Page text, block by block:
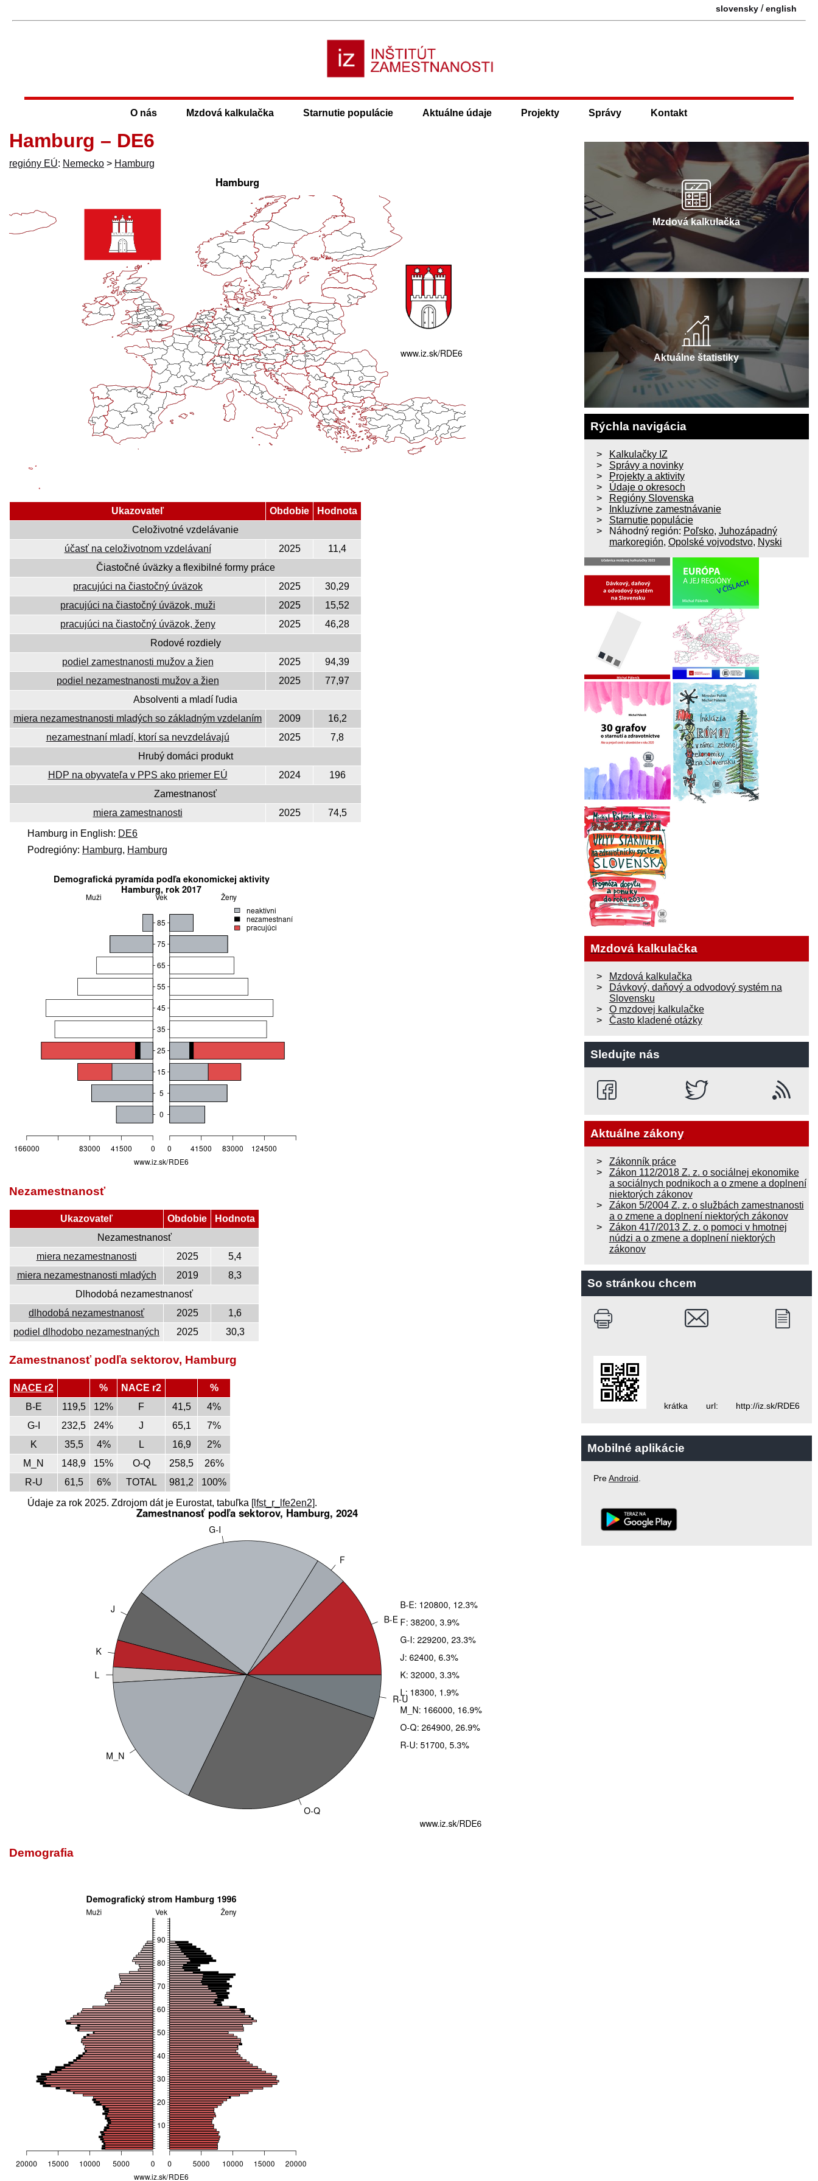
slovensky /english
O nás Mzdová kalkulačka Starnutie populácie Aktuálne údaje Projekty Správy Kontakt
Hamburg – DE6
regióny EÚ: Nemecko > Hamburg
Ukazovateľ Obdobie
Hodnota
Celoživotné vzdelávanie
účasť na celoživotnom vzdelávaní
2025
11,4
Čiastočné úväzky a flexibilné formy práce
pracujúci na čiastočný úväzok
2025
30,29
pracujúci na čiastočný úväzok, muži
2025
15,52
pracujúci na čiastočný úväzok, ženy
2025
46,28
Rodové rozdiely
podiel zamestnanosti mužov a žien
2025
94,39
podiel nezamestnanosti mužov a žien
2025
77,97
Absolventi a mladí ľudia
miera nezamestnanosti mladých so základným vzdelaním
2009
16,2
nezamestnaní mladí, ktorí sa nevzdelávajú
2025
7,8
Hrubý domáci produkt
HDP na obyvateľa v PPS ako priemer EÚ
2024
196
Zamestnanosť
miera zamestnanosti
2025
74,5
Hamburg in English: DE6
Podregióny: Hamburg, Hamburg
Nezamestnanosť
Ukazovateľ Obdobie
Hodnota
Nezamestnanosť
miera nezamestnanosti
2025
5,4
miera nezamestnanosti mladých
2019
8,3
Dlhodobá nezamestnanosť
dlhodobá nezamestnanosť
2025
1,6
podiel dlhodobo nezamestnaných
2025 30,3
Zamestnanosť podľa sektorov, Hamburg
NACE r2 % NACE r2
%
B-E
119,5 12% F 41,5
4%
G-I
232,5 24% J 65,1
7%
K
35,5 4% L 16,9
2%
M_N
148,9 15% O-Q 258,5
26%
R-U
61,5 6% TOTAL 981,2
100%
Údaje za rok 2025. Zdrojom dát je Eurostat, tabuľka [lfst_r_lfe2en2].
Demografia
Mzdová kalkulačka
Aktuálne štatistiky
Rýchla navigácia
Kalkulačky IZ
Správy a novinky
Projekty a aktivity
Údaje o okresoch
Regióny Slovenska
Inkluzívne zamestnávanie
Starnutie populácie
Náhodný región: Poľsko, Juhozápadný
markoregión, Opolské vojvodstvo, Nyski
Mzdová kalkulačka
Mzdová kalkulačka
Dávkový, daňový a odvodový systém na
Slovensku
O mzdovej kalkulačke
Často kladené otázky
Sledujte nás
Aktuálne zákony
Zákonník práce
Zákon 112/2018 Z. z. o sociálnej ekonomike
a sociálnych podnikoch a o zmene a doplnení
niektorých zákonov
Zákon 5/2004 Z. z. o službách zamestnanosti
a o zmene a doplnení niektorých zákonov
Zákon 417/2013 Z. z. o pomoci v hmotnej
núdzi a o zmene a doplnení niektorých
zákonov
So stránkou chcem
krátka url: http://iz.sk/RDE6
Mobilné aplikácie
PreAndroid